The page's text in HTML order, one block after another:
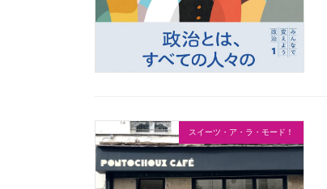
スイーツ・ア・ラ・モード！